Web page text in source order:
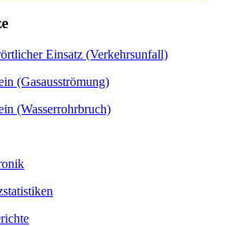
Einsatz (Verkehrsunfall)
(Gasausströmung)
(Wasserrohrbruch)